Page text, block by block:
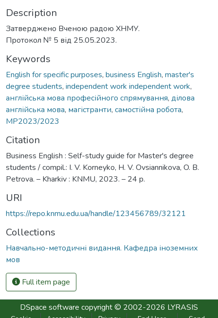
Description
Затверджено Вченою радою ХНМУ.
Протокол № 5 від 25.05.2023.
Keywords
English for specific purposes, business English, master's
degree students, independent work independent work,
англійська мова професійного спрямування, ділова
англійська мова, магістранти, самостійна робота,
МР2023/2023
Citation
Business English : Self-study guide for Master's degree
students / compil.: I. V. Korneyko, H. V. Ovsiannikova, O. B.
Petrova. – Kharkiv : KNMU, 2023. – 24 p.
URI
https://repo.knmu.edu.ua/handle/123456789/32121
Collections
Навчально-методичні видання. Кафедра іноземних
мов
Full item page
DSpace software copyright © 2002-2026 LYRASIS